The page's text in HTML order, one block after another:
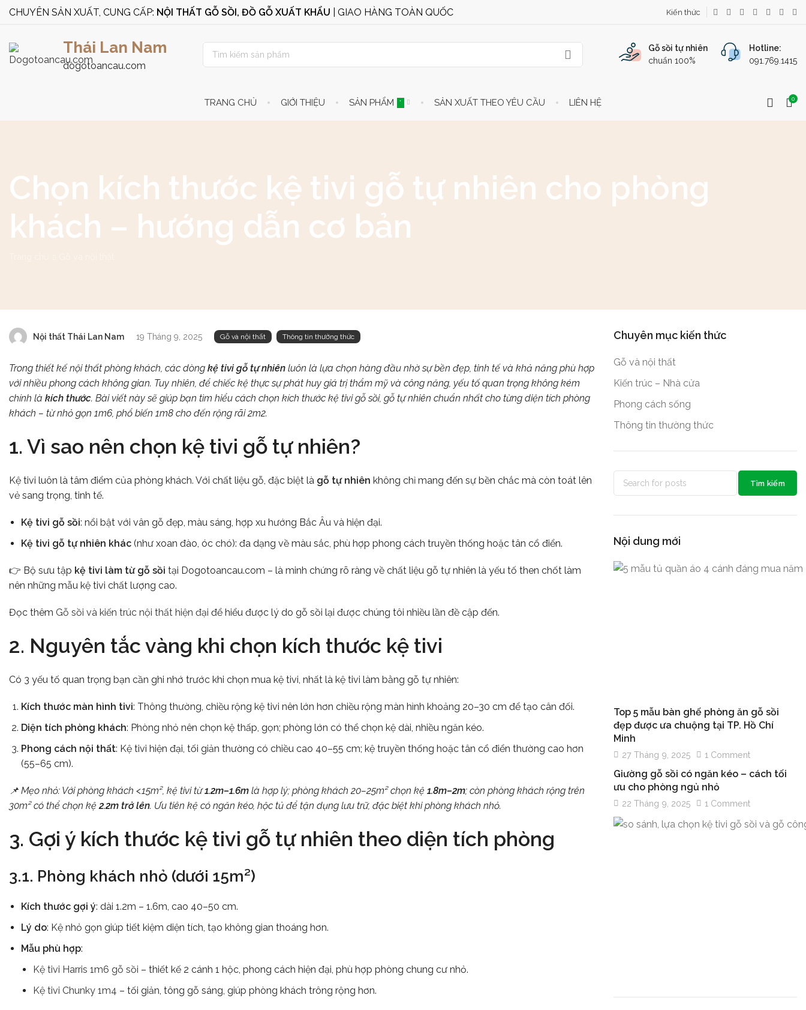
CHUYÊN SẢN XUẤT, CUNG CẤP: NỘI THẤT GỖ SỒI, ĐỒ GỖ XUẤT KHẨU | GIAO HÀNG TOÀN QUỐC Kiến thức
Thái Lan Nam
dogotoancau.com
Gỗ sồi tự nhiên
chuẩn 100%
Hotline:
091.769.1415
TRANG CHỦ GIỚI THIỆU SẢN PHẨM * SẢN XUẤT THEO YÊU CẦU LIÊN HỆ 0
Chọn kích thước kệ tivi gỗ tự nhiên cho phòng
khách – hướng dẫn cơ bản
Nội thất Thái Lan Nam 19 Tháng 9, 2025 Gỗ và nội thất Thông tin thường thức
Trong thiết kế nội thất phòng khách, các dòng kệ tivi gỗ tự nhiên luôn là lựa chọn hàng đầu nhờ sự bền đẹp, tinh tế và khả năng phù hợp
với nhiều phong cách không gian. Tuy nhiên, để chiếc kệ thực sự phát huy giá trị thẩm mỹ và công năng, yếu tố quan trọng không kém
chính là kích thước. Bài viết này sẽ giúp bạn tìm hiểu cách chọn kích thước kệ tivi gỗ sồi, gỗ tự nhiên chuẩn nhất cho từng diện tích phòng
khách – từ nhỏ gọn 1m6, phổ biến 1m8 cho đến rộng rãi 2m2.
1. Vì sao nên chọn kệ tivi gỗ tự nhiên?
Kệ tivi luôn là tâm điểm của phòng khách. Với chất liệu gỗ, đặc biệt là gỗ tự nhiên không chỉ mang đến sự bền chắc mà còn toát lên
vẻ sang trọng, tinh tế.
Kệ tivi gỗ sồi: nổi bật với vân gỗ đẹp, màu sáng, hợp xu hướng Bắc Âu và hiện đại.
Kệ tivi gỗ tự nhiên khác (như xoan đào, óc chó): đa dạng về màu sắc, phù hợp phong cách truyền thống hoặc tân cổ điển.
👉 Bộ sưu tập kệ tivi làm từ gỗ sồi tại Dogotoancau.com – là minh chứng rõ ràng về chất liệu gỗ tự nhiên là yếu tố then chốt làm
nên những mẫu kệ tivi chất lượng cao.
Đọc thêm Gỗ sồi và kiến trúc nội thất hiện đại để hiểu được lý do gỗ sồi lại được chúng tôi nhiều lần đề cập đến.
2. Nguyên tắc vàng khi chọn kích thước kệ tivi
Có 3 yếu tố quan trọng bạn cần ghi nhớ trước khi chọn mua kệ tivi, nhất là kệ tivi làm bằng gỗ tự nhiên:
Kích thước màn hình tivi: Thông thường, chiều rộng kệ tivi nên lớn hơn chiều rộng màn hình khoảng 20–30 cm để tạo cân đối.
Diện tích phòng khách: Phòng nhỏ nên chọn kệ thấp, gọn; phòng lớn có thể chọn kệ dài, nhiều ngăn kéo.
Phong cách nội thất: Kệ tivi hiện đại, tối giản thường có chiều cao 40–55 cm; kệ truyền thống hoặc tân cổ điển thường cao hơn
(55–65 cm).
📌 Mẹo nhỏ: Với phòng khách <15m², kệ tivi từ1.2m–1.6m là hợp lý; phòng khách 20–25m² chọn kệ 1.8m–2m; còn phòng khách rộng trên
30m² có thể chọn kệ2.2m trở lên. Ưu tiên kệ có ngăn kéo, hộc tủ để tận dụng lưu trữ, đặc biệt khi phòng khách nhỏ.
3. Gợi ý kích thước kệ tivi gỗ tự nhiên theo diện tích phòng
3.1. Phòng khách nhỏ (dưới 15m²)
Kích thước gợi ý: dài 1.2m – 1.6m, cao 40–50 cm.
Lý do: Kệ nhỏ gọn giúp tiết kiệm diện tích, tạo không gian thoáng hơn.
Mẫu phù hợp:
Kệ tivi Harris 1m6 gỗ sồi – thiết kế 2 cánh 1 hộc, phong cách hiện đại, phù hợp phòng chung cư nhỏ.
Kệ tivi Chunky 1m4 – tối giản, tông gỗ sáng, giúp phòng khách trông rộng hơn.
Chuyên mục kiến thức
Gỗ và nội thất
Kiến trúc – Nhà cửa
Phong cách sống
Thông tin thường thức
Tìm kiếm
Nội dung mới
Top 5 mẫu bàn ghế phòng ăn gỗ sồi
đẹp được ưa chuộng tại TP. Hồ Chí
Minh
27 Tháng 9, 2025 1 Comment
Giường gỗ sồi có ngăn kéo – cách tối
ưu cho phòng ngủ nhỏ
22 Tháng 9, 2025 1 Comment